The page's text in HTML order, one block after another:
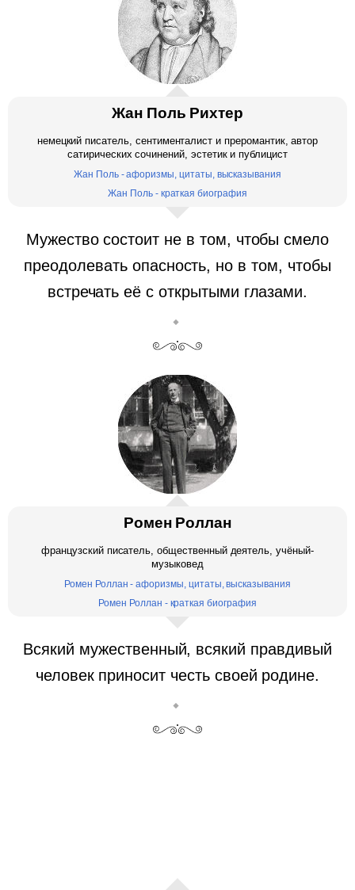
Жан Поль Рихтер
немецкий писатель, сентименталист и преромантик, автор
сатирических сочинений, эстетик и публицист
Жан Поль - афоризмы, цитаты, высказывания
Жан Поль - краткая биография
Мужество состоит не в том, чтобы смело
преодолевать опасность, но в том, чтобы
встречать её с открытыми глазами.
Ромен Роллан
французский писатель, общественный деятель, учёный-
музыковед
Ромен Роллан - афоризмы, цитаты, высказывания
Ромен Роллан - краткая биография
Всякий мужественный, всякий правдивый
человек приносит честь своей родине.